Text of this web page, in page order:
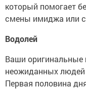
который помогает
смены имиджа или
Водолей
Ваши оригинальные
неожиданных людей
Первая половина